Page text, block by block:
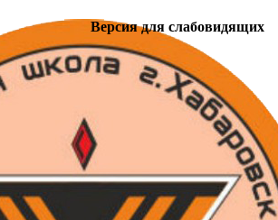
Версия для слабовидящих